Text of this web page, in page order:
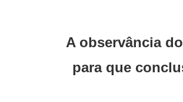
A observância
para que